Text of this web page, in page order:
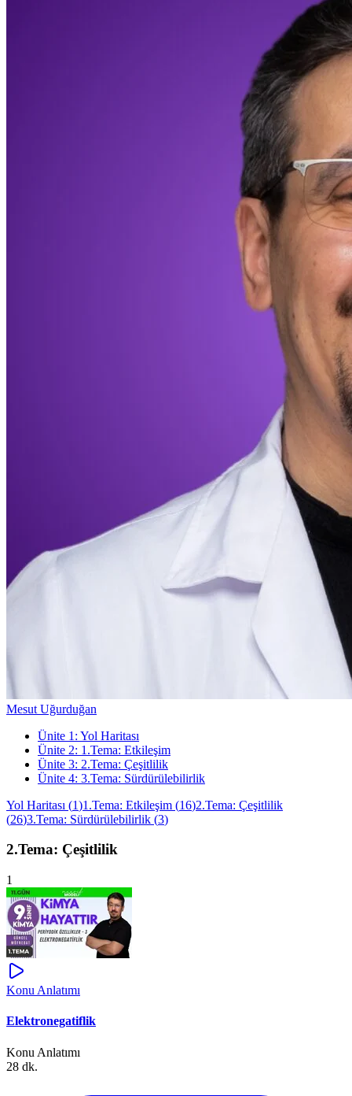
Mesut Uğurduğan
Ünite 1 : Yol Haritası
Ünite 2: 1.Tema: Etkileşim
Ünite 3: 2.Tema: Çeşitlilik
Ünite 4: 3.Tema: Sürdürülebilirlik
Yol Haritası (1)1.Tema: Etkileşim (16)2.Tema: Çeşitlilik
(26)3.Tema: Sürdürülebilirlik (3)
2.Tema: Çeşitlilik
1
Konu Anlatımı
Elektronegatiflik
Konu Anlatımı
28 dk.